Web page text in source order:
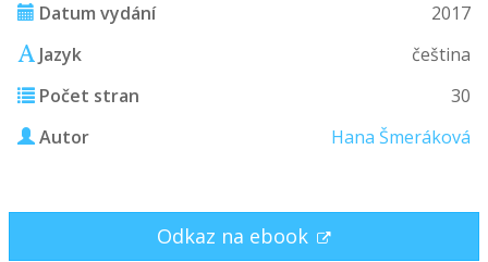
Datum vydání
2017
Jazyk
čeština
Počet stran
30
Autor
Hana Šmeráková
Odkaz na ebook